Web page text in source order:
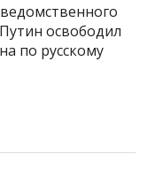
освободил
по русскому